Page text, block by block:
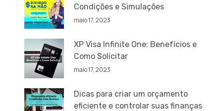
Condições e Simulações
maio 17, 2023
XP Visa Infinite One: Benefícios e
Como Solicitar
maio 17, 2023
Dicas para criar um orçamento
eficiente e controlar suas finanças